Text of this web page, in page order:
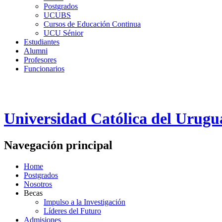
Postgrados
UCUBS
Cursos de Educación Continua
UCU Sénior
Estudiantes
Alumni
Profesores
Funcionarios
Universidad Católica del
Navegación principal
Home
Postgrados
Nosotros
Becas
Impulso a la Investigación
Líderes del Futuro
Admisiones